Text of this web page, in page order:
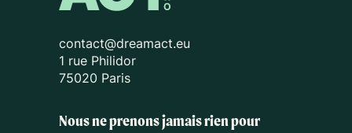
contact@dreamact.eu
1 rue Philidor
75020 Paris
Nous ne prenons jamais rien pour